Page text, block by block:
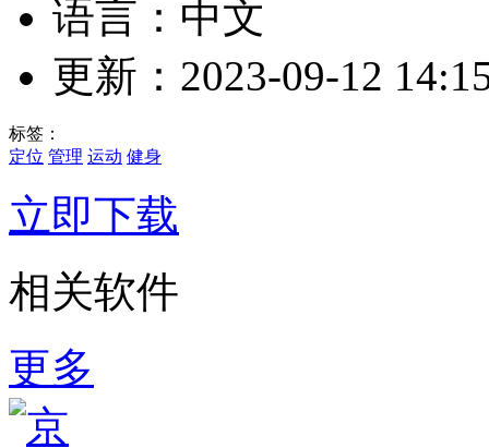
语言：中文
更新：2023-09-12
标签：
定位 管理 运动 健身
立即下载
相关软件
更多